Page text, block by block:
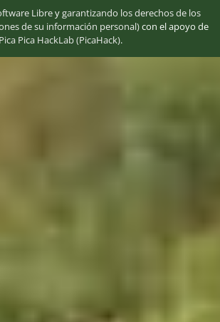
Libreygarantizando los derechos de los
de su información personal)con el apoyo de
Pica Pica HackLab (PicaHack).